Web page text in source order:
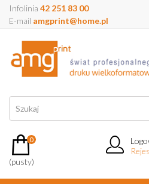
Infolinia 42 251 83 00
E-mail amgprint@home.pl
0
(pusty)